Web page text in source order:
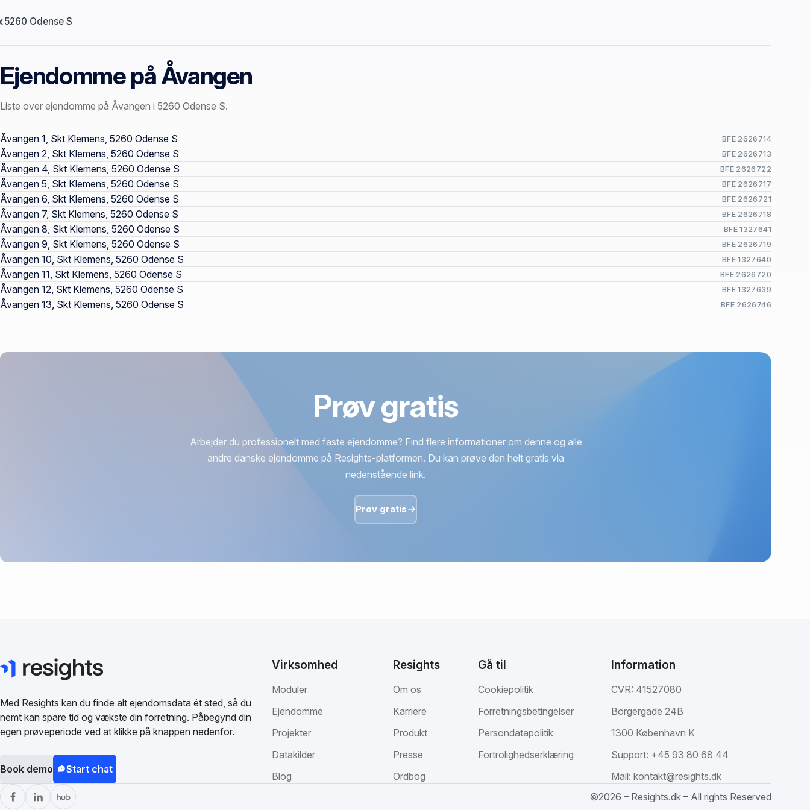
5260 Odense S
Ejendomme på Åvangen
Liste over ejendomme på Åvangen i 5260 Odense S.
Offentlige ejendomssider
Åvangen 1, Skt Klemens, 5260 Odense S BFE 2626714
Åvangen 2, Skt Klemens, 5260 Odense S BFE 2626713
Åvangen 4, Skt Klemens, 5260 Odense S BFE 2626722
Åvangen 5, Skt Klemens, 5260 Odense S BFE 2626717
Åvangen 6, Skt Klemens, 5260 Odense S BFE 2626721
Åvangen 7, Skt Klemens, 5260 Odense S BFE 2626718
Åvangen 8, Skt Klemens, 5260 Odense S BFE 1327641
Åvangen 9, Skt Klemens, 5260 Odense S BFE 2626719
Åvangen 10, Skt Klemens, 5260 Odense S BFE 1327640
Åvangen 11, Skt Klemens, 5260 Odense S BFE 2626720
Åvangen 12, Skt Klemens, 5260 Odense S BFE 1327639
Åvangen 13, Skt Klemens, 5260 Odense S BFE 2626746
Prøv gratis
Arbejder du professionelt med faste ejendomme? Find flere informationer om denne og alle
andre danske ejendomme på Resights-platformen. Du kan prøve den helt gratis via
nedenstående link.
Prøv gratis
Med Resights kan du finde alt ejendomsdata ét sted, så du
nemt kan spare tid og vækste din forretning. Påbegynd din
egen prøveperiode ved at klikke på knappen nedenfor.
Book demo Start chat
Virksomhed
Moduler
Ejendomme
Projekter
Datakilder
Blog
Resights
Om os
Karriere
Produkt
Presse
Ordbog
Gå til
Cookiepolitik
Forretningsbetingelser
Persondatapolitik
Fortrolighedserklæring
Information
CVR: 41527080
Borgergade 24B
1300 København K
Support: +45 93 80 68 44
Mail: kontakt@resights.dk
©2026 – Resights.dk – All rights Reserved